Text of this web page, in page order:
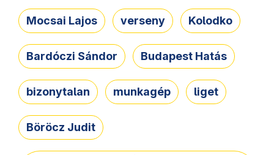
Mocsai Lajos verseny Kolodko
Bardóczi Sándor Budapest Hatás
bizonytalan munkagép liget
Böröcz Judit